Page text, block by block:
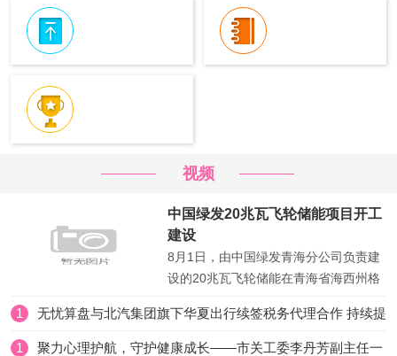
视频
中国绿发20兆瓦飞轮储能项目开工
建设
8月1日，由中国绿发青海分公司负责建
设的20兆瓦飞轮储能在青海省海西州格
协同技术，可实现毫秒级响应，解决高
比例新能源电网惯量缺...
1
无忧算盘与北汽集团旗下华夏出行续签税务代理合作 持续提
1
聚力心理护航，守护健康成长——市关工委李丹芳副主任一